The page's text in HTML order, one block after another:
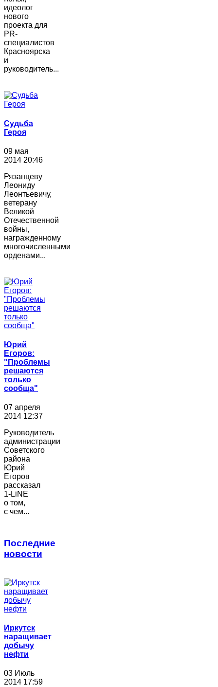
идеолог
нового
проекта для
PR-
специалистов
Красноярска
и
руководитель...
Судьба
Героя
09 мая
2014 20:46
Рязанцеву
Леониду
Леонтьевичу,
ветерану
Великой
Отечественной
войны,
награжденному
многочисленными
орденами...
Юрий
Егоров:
"Проблемы
решаются
только
сообща"
07 апреля
2014 12:37
Руководитель
администрации
Советского
района
Юрий
Егоров
рассказал
1-LiNE
о том,
с чем...
Последние
новости
Иркутск
наращивает
добычу
нефти
03 Июль
2014 17:59